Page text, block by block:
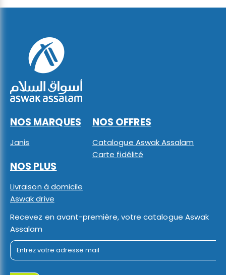
NOS MARQUES
Janis
NOS OFFRES
Catalogue Aswak Assalam
Carte fidélité
NOS PLUS
Livraison à domicile
Aswak drive
Recevez en avant-première, votre catalogue Aswak
Assalam